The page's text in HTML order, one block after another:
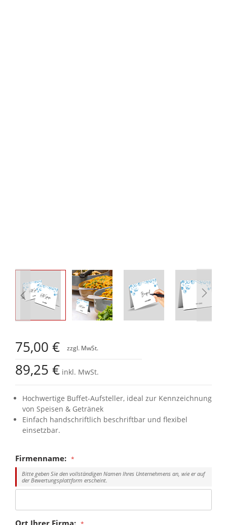
der
Bildgalerie
springen
75,00 €
89,25 € inkl. MwSt.
Hochwertige Buffet-Aufsteller, ideal zur Kennzeichnung
von Speisen & Getränek
Einfach handschriftlich beschriftbar und flexibel
einsetzbar.
Firmenname:
Bitte geben Sie den vollständigen Namen Ihres Unternehmens an, wie er auf
der Bewertungsplattform erscheint.
Ort Ihrer Firma: